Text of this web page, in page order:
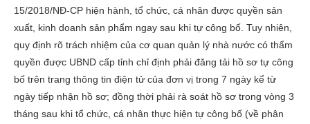
15/2018/NĐ-CP hiện hành, tổ chức, cá nhân được quyền sản
xuất, kinh doanh sản phẩm ngay sau khi tự công bố. Tuy nhiên,
quy định rõ trách nhiệm của cơ quan quản lý nhà nước có thẩm
quyền được UBND cấp tỉnh chỉ định phải đăng tải hồ sơ tự công
bố trên trang thông tin điện tử của đơn vị trong 7 ngày kể từ
ngày tiếp nhận hồ sơ; đồng thời phải rà soát hồ sơ trong vòng 3
tháng sau khi tổ chức, cá nhân thực hiện tự công bố (về phân